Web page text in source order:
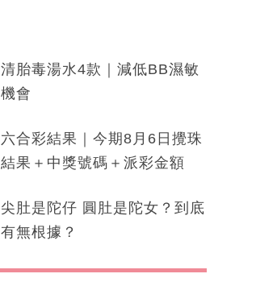
清胎毒湯水4款｜減低BB濕敏
機會
六合彩結果｜今期8月6日攪珠
結果＋中獎號碼＋派彩金額
尖肚是陀仔 圓肚是陀女？到底
有無根據？